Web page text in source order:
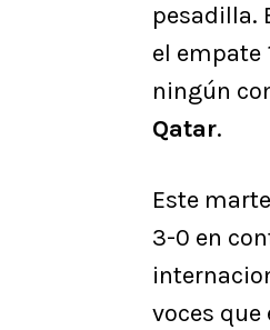
pesadilla.
el empate
ningún
Qatar.
Este
3-0 en
voces